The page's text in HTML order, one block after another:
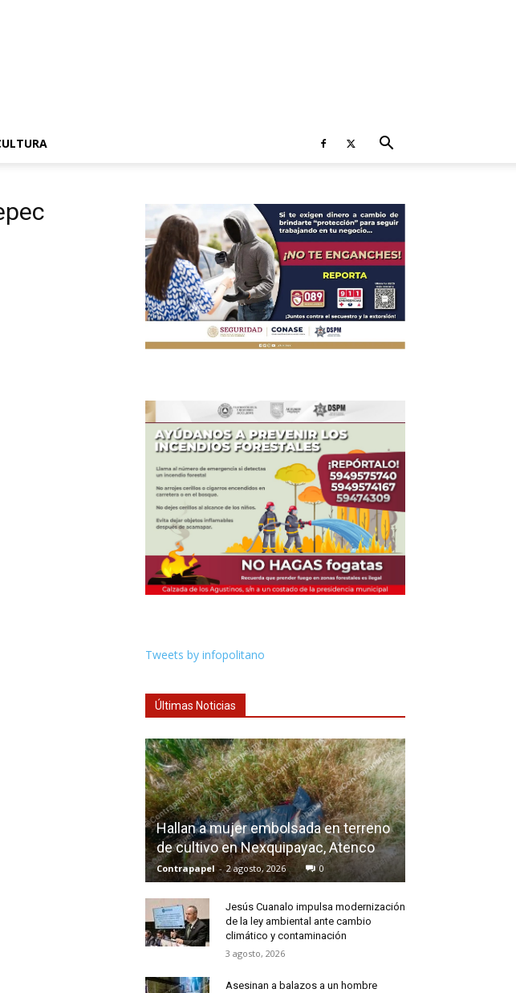
Tweets by infopolitano
Últimas Noticias
Hallan a mujer embolsada en terreno
de cultivo en Nexquipayac, Atenco
Contrapapel - 2 agosto, 2026 0
Jesús Cuanalo impulsa modernización
de la ley ambiental ante cambio
climático y contaminación
3 agosto, 2026
Asesinan a balazos a un hombre